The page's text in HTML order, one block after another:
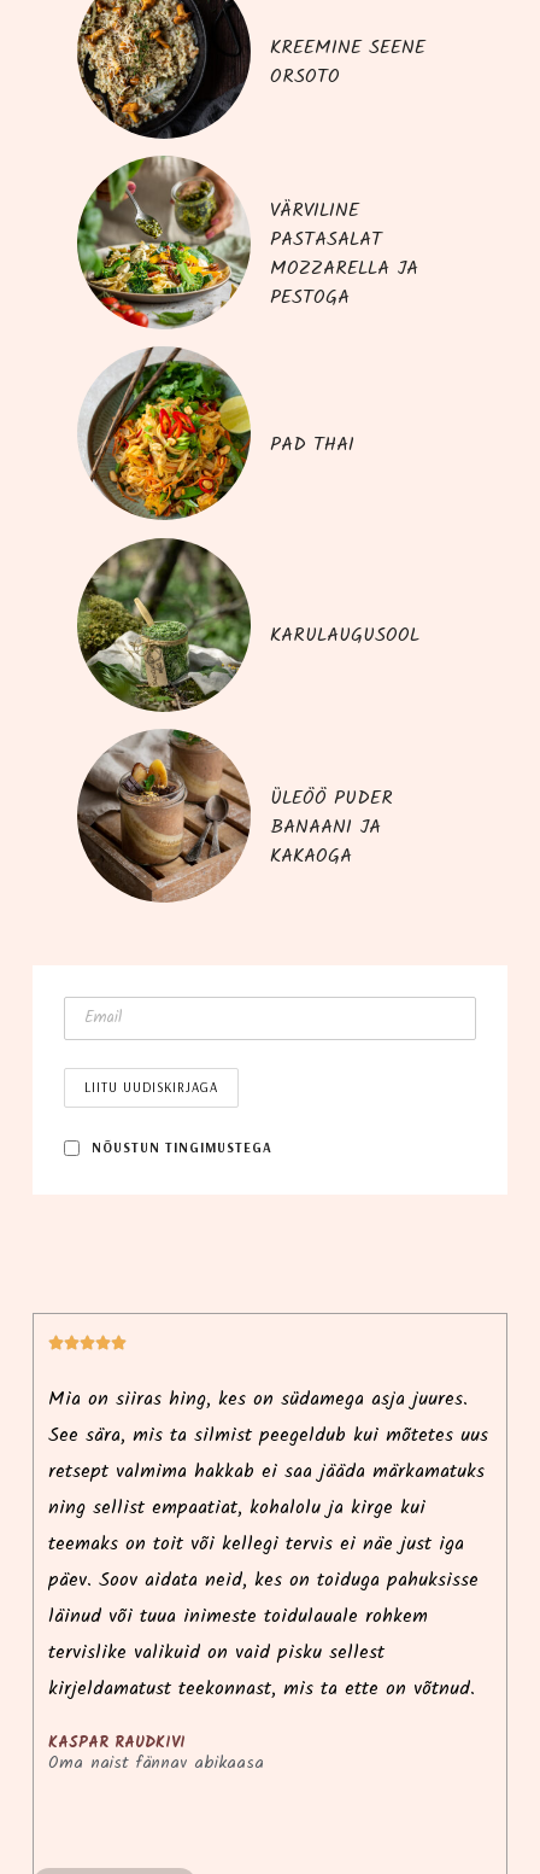
KREEMINE SEENE
ORSOTO
VÄRVILINE
PASTASALAT
MOZZARELLA JA
PESTOGA
PAD THAI
KARULAUGUSOOL
ÜLEÖÖ PUDER
BANAANI JA
KAKAOGA
NÕUS­TUN TINGIMUSTEGA

Mia on siiras hing, kes on südamega asja juures.
See sära, mis ta silmist peegeldub kui mõtetes uus
retsept valmima hakkab ei saa jääda märkamatuks
ning sellist empaatiat, kohalolu ja kirge kui
teemaks on toit või kellegi tervis ei näe just iga
päev. Soov aidata neid, kes on toiduga pahuksisse
läinud või tuua inimeste toidulauale rohkem
tervislike valikuid on vaid pisku sellest
kirjeldamatust teekonnast, mis ta ette on võtnud.
KASPAR RAUDKIVI
Oma naist fännav abikaasa